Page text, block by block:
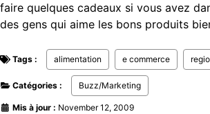
faire quelques cadeaux si vous avez
des gens qui aime les bons produits
Tags : alimentation e commerce
Catégories : Buzz/Marketing
Mis à jour : November 12, 2009